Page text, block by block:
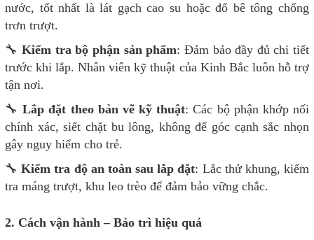
nước, tốt nhất là lát gạch cao su hoặc đổ bê tông chống
trơn trượt.
🔧Kiểm tra bộ phận sản phẩm: Đảm bảo đầy đủ chi tiết
trước khi lắp. Nhân viên kỹ thuật của Kinh Bắc luôn hỗ trợ
tận nơi.
🔧Lắp đặt theo bản vẽ kỹ thuật: Các bộ phận khớp nối
chính xác, siết chặt bu lông, không để góc cạnh sắc nhọn
gây nguy hiểm cho trẻ.
🔧Kiểm tra độ an toàn sau lắp đặt: Lắc thử khung, kiểm
tra máng trượt, khu leo trèo để đảm bảo vững chắc.
2. Cách vận hành – Bảo trì hiệu quả